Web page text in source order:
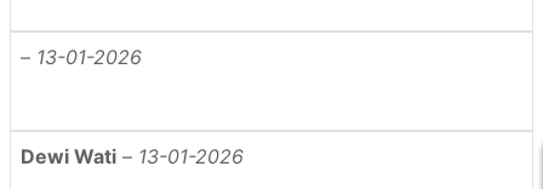
– 13-01-2026
Dewi Wati – 13-01-2026